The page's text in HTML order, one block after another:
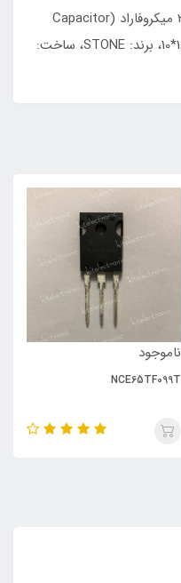
قطعه: خازن الکترولیتی پلاریته ۲۲۰ میکروفاراد (Capacitor
220UF 50V220uF - 50v)، ابعاد: 16*10، برند: STONE، ساخت:
ناموجود
NCE65TF099T